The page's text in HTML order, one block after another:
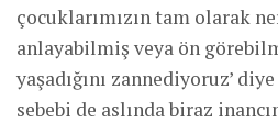
çocuklarımızın tam olarak
anlayabilmiş veya ön
yaşadığını zannediyoruz’
sebebi de aslında biraz